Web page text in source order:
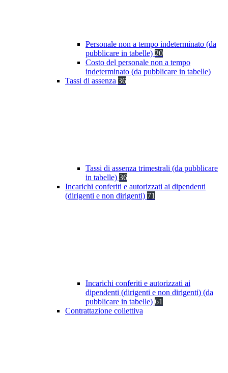
Personale non a tempo indeterminato (da
pubblicare in tabelle) 20
Costo del personale non a tempo
indeterminato (da pubblicare in tabelle)
Tassi di assenza 36
Tassi di assenza trimestrali (da pubblicare
in tabelle) 36
Incarichi conferiti e autorizzati ai dipendenti
(dirigenti e non dirigenti) 71
Incarichi conferiti e autorizzati ai
dipendenti (dirigenti e non dirigenti) (da
pubblicare in tabelle) 61
Contrattazione collettiva